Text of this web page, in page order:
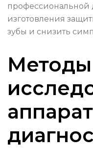
профессиональной
изготовления
зубы и снизить
Методы